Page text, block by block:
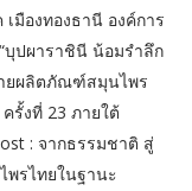
องทองธานี องค์การ
บุปผาราชินี น้อมรำลึก
ยผลิตภัณฑ์สมุนไพร
รั้งที่ 23 ภายใต้
: จากธรรมชาติ สู่
พรไทยในฐานะ